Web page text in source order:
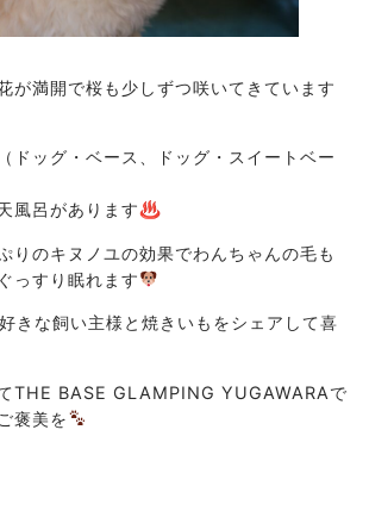
が満開で桜も少しずつ咲いてきています
ドッグ・ベース、ドッグ・スイートベー
風呂があります♨
りのキヌノユの効果でわんちゃんの毛も
っすり眠れます
きな飼い主様と焼きいもをシェアして喜
THE BASE GLAMPING YUGAWARAで
褒美を